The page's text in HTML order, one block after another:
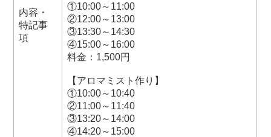
内容・
特記事
項
①10:00～11:00
②12:00～13:00
③13:30～14:30
④15:00～16:00
料金：1,500円
【アロマミスト作り】
①10:00～10:40
②11:00～11:40
③13:20～14:00
④14:20～15:00